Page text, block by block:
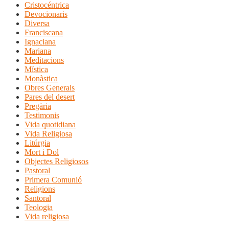
Cristocéntrica
Devocionaris
Diversa
Franciscana
Ignaciana
Mariana
Meditacions
Mística
Monàstica
Obres Generals
Pares del desert
Pregària
Testimonis
Vida quotidiana
Vida Religiosa
Litúrgia
Mort i Dol
Objectes Religiosos
Pastoral
Primera Comunió
Religions
Santoral
Teologia
Vida religiosa